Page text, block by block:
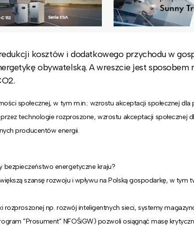
kosztów i dodatkowego przychodu w
obywatelską. A wreszcie jest sposobem
społecznej, w tym m.in.: wzrostu akceptacji społecznej dla
technologie rozproszone, wzrostu akceptacji społecznej
producentów energii.
energetyczne kraju?
szansę rozwoju i wpływu na Polską gospodarkę, w tym
rozproszonej np. rozwój inteligentnych sieci, systemy
”Prosument” NFOŚiGW) pozwoli osiągnąć masę